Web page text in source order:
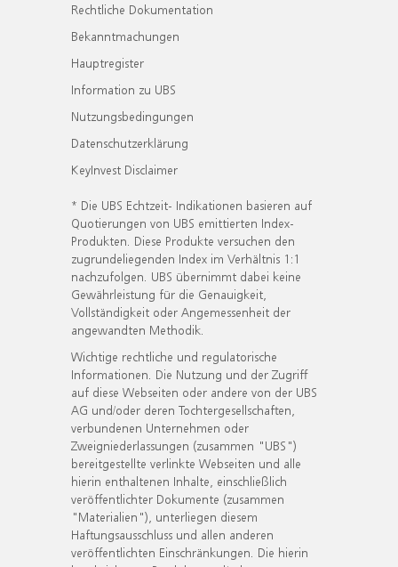
Rechtliche Dokumentation
Bekanntmachungen
Hauptregister
Information zu UBS
Nutzungsbedingungen
Datenschutzerklärung
KeyInvest Disclaimer
* Die UBS Echtzeit- Indikationen basieren auf
Quotierungen von UBS emittierten Index-
Produkten. Diese Produkte versuchen den
zugrundeliegenden Index im Verhältnis 1:1
nachzufolgen. UBS übernimmt dabei keine
Gewährleistung für die Genauigkeit,
Vollständigkeit oder Angemessenheit der
angewandten Methodik.
Wichtige rechtliche und regulatorische
Informationen. Die Nutzung und der Zugriff
auf diese Webseiten oder andere von der UBS
AG und/oder deren Tochtergesellschaften,
verbundenen Unternehmen oder
Zweigniederlassungen (zusammen "UBS")
bereitgestellte verlinkte Webseiten und alle
hierin enthaltenen Inhalte, einschließlich
veröffentlichter Dokumente (zusammen
"Materialien"), unterliegen diesem
Haftungsausschluss und allen anderen
veröffentlichten Einschränkungen. Die hierin